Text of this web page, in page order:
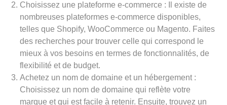
Choisissez une plateforme e-commerce : Il existe de
nombreuses plateformes e-commerce disponibles,
telles que Shopify, WooCommerce ou Magento. Faites
des recherches pour trouver celle qui correspond le
mieux à vos besoins en termes de fonctionnalités, de
flexibilité et de budget.
Achetez un nom de domaine et un hébergement :
Choisissez un nom de domaine qui reflète votre
marque et qui est facile à retenir. Ensuite, trouvez un